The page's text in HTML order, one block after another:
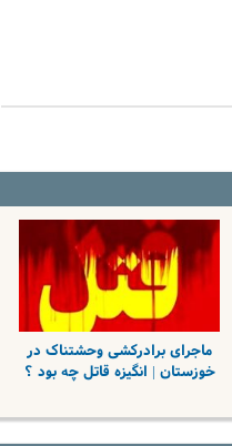
ماجرای برادرکشی وحشتناک در
خوزستان | انگیزه قاتل چه بود ؟